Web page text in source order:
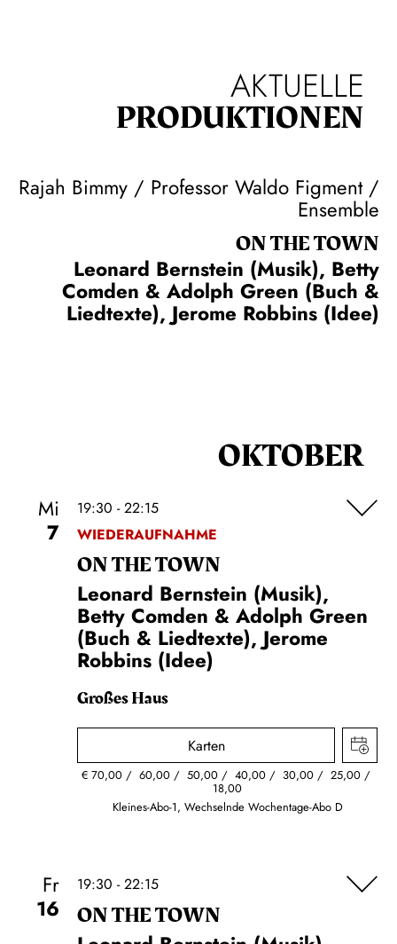
AKTUELLE
PRODUKTIONEN
Rajah Bimmy / Professor Waldo Figment /
Ensemble
ON THE TOWN
Leonard Bernstein (Musik), Betty
Comden & Adolph Green (Buch &
Liedtexte), Jerome Robbins (Idee)
OKTOBER
Mi
7
19:30 - 22:15
WIEDERAUFNAHME
ON THE TOWN
Leonard Bernstein (Musik),
Betty Comden & Adolph Green
(Buch & Liedtexte), Jerome
Robbins (Idee)
Großes Haus
Karten
€ 70,00 60,00 50,00 40,00 30,00 25,00
18,00
Kleines-Abo-1, Wechselnde Wochentage-Abo D
Fr
16
19:30 - 22:15
ON THE TOWN